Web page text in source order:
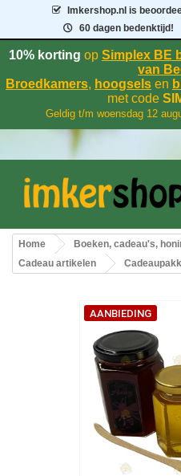
Imkershop.nl is
60 dagen bedenktijd!
10% korting op Simplex BE
van
Broedkamers, hoogsels en
met code
Geldig t/m woensdag 12
Home
Boeken, cadeau's,
Cadeau artikelen
AANBIEDING